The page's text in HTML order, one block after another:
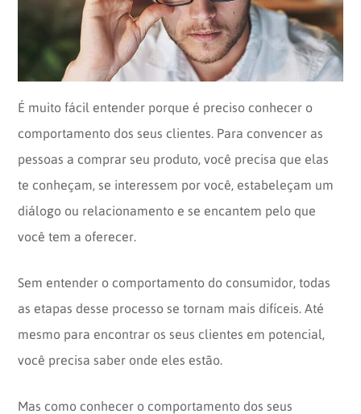
É muito fácil entender porque é preciso conhecer o
comportamento dos seus clientes. Para convencer as
pessoas a comprar seu produto, você precisa que elas
te conheçam, se interessem por você, estabeleçam um
diálogo ou relacionamento e se encantem pelo que
você tem a oferecer.
Sem entender o comportamento do consumidor, todas
as etapas desse processo se tornam mais difíceis. Até
mesmo para encontrar os seus clientes em potencial,
você precisa saber onde eles estão.
Mas como conhecer o comportamento dos seus
Pesquisa
Plataforma